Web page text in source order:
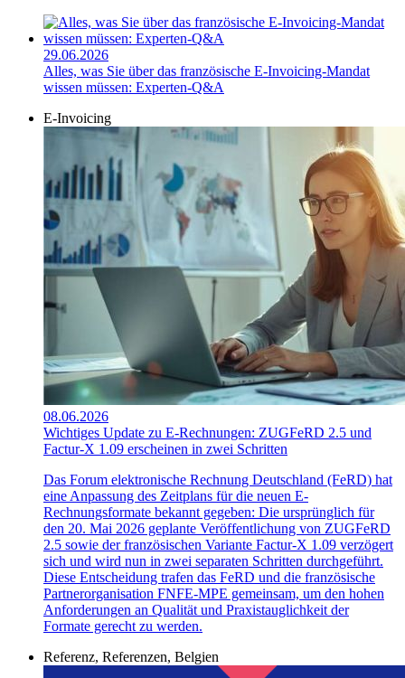
29.06.2026
Alles, was Sie über das französische E-Invoicing-Mandat
wissen müssen: Experten-Q&A
E-Invoicing
08.06.2026
Wichtiges Update zu E-Rechnungen: ZUGFeRD 2.5 und
Factur-X 1.09 erscheinen in zwei Schritten
Das Forum elektronische Rechnung Deutschland (FeRD) hat
eine Anpassung des Zeitplans für die neuen E-
Rechnungsformate bekannt gegeben: Die ursprünglich für
den 20. Mai 2026 geplante Veröffentlichung von ZUGFeRD
2.5 sowie der französischen Variante Factur-X 1.09 verzögert
sich und wird nun in zwei separaten Schritten durchgeführt.
Diese Entscheidung trafen das FeRD und die französische
Partnerorganisation FNFE-MPE gemeinsam, um den hohen
Anforderungen an Qualität und Praxistauglichkeit der
Formate gerecht zu werden.
Referenz, Referenzen, Belgien